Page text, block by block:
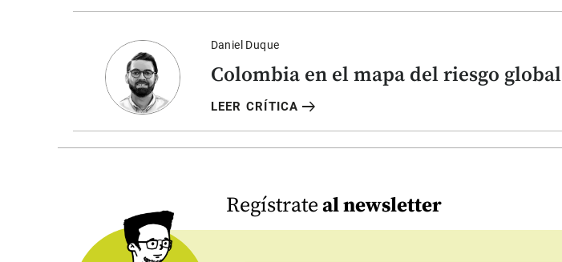
Daniel Duque
Colombia en el mapa del riesgo global
LEER CRÍTICA arrow_right_alt
Regístrateal newsletter